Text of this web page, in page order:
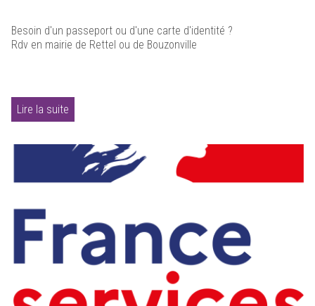
Besoin d'un passeport ou d'une carte d'identité ?
Rdv en mairie de Rettel ou de Bouzonville
Lire la suite